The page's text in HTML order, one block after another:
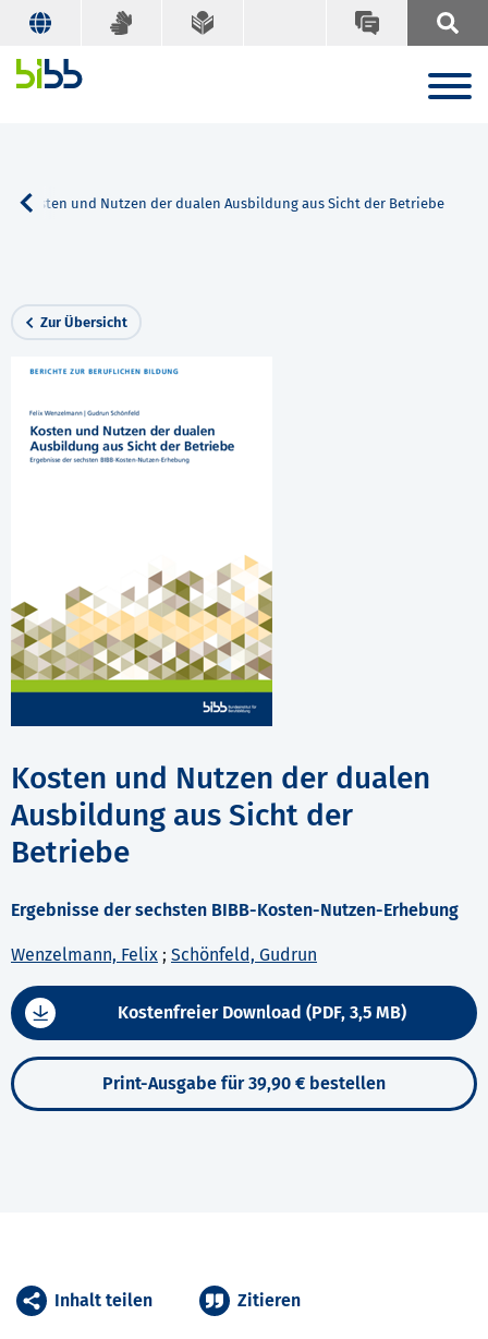
Kosten und Nutzen der dualen Ausbildung aus Sicht der Betriebe
Zur Übersicht
Kosten und Nutzen der dualen
Ausbildung aus Sicht der
Betriebe
Ergebnisse der sechsten BIBB-Kosten-Nutzen-Erhebung
Wenzelmann, Felix ; Schönfeld, Gudrun
Kostenfreier Download (PDF, 3,5 MB)
Print-Ausgabe für 39,90 € bestellen
Inhalt teilen Zitieren